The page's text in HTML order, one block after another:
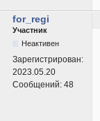
for_regi
Участник
Неактивен
Зарегистрирован:
2023.05.20
Сообщений: 48